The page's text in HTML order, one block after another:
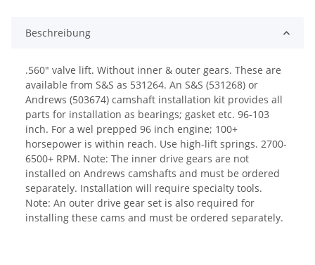
Beschreibung
.560" valve lift. Without inner & outer gears. These are
available from S&S as 531264. An S&S (531268) or
Andrews (503674) camshaft installation kit provides all
parts for installation as bearings; gasket etc. 96-103
inch. For a wel prepped 96 inch engine; 100+
horsepower is within reach. Use high-lift springs. 2700-
6500+ RPM. Note: The inner drive gears are not
installed on Andrews camshafts and must be ordered
separately. Installation will require specialty tools.
Note: An outer drive gear set is also required for
installing these cams and must be ordered separately.